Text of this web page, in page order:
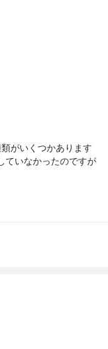
がいくつかあります
ていなかったのですが